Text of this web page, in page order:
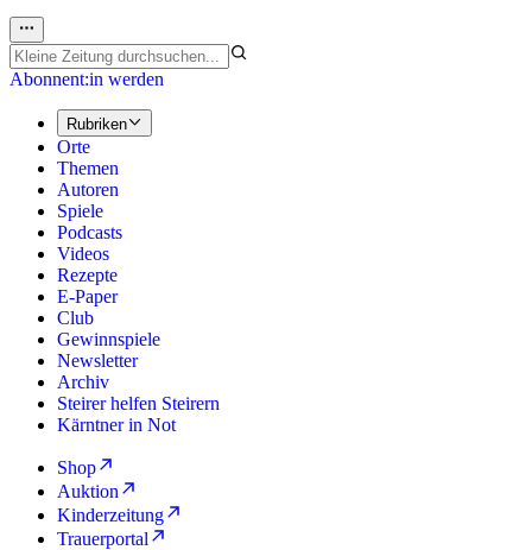
Abonnent:in werden
Rubriken
Orte
Themen
Autoren
Spiele
Podcasts
Videos
Rezepte
E-Paper
Club
Gewinnspiele
Newsletter
Archiv
Steirer helfen Steirern
Kärntner in Not
Shop
Auktion
Kinderzeitung
Trauerportal